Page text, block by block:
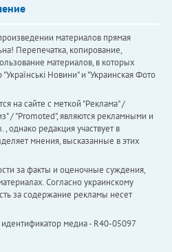
материалов прямая
Перепечатка, копирование,
материалов, в которых
Новини" и "Украинская Фото
на сайте с меткой "Реклама" /
/ "Promoted", являются рекламными и
однако редакция участвует в
мнения, высказанные в этих
за факты и оценочные суждения,
Согласно украинскому
за содержание рекламы несет
медиа - R40-05097